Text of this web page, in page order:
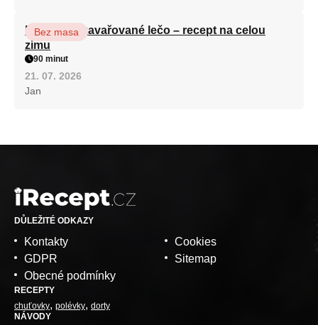
Babiččino zavařované lečo – recept na celou
zimu
Bez masa
90 minut
21. 07. 2026
Jan
DŮLEŽITÉ ODKAZY
Kontakty
GDPR
Obecné podmínky
Cookies
Sitemap
RECEPTY
chuťovky polévky dorty
NÁVODY